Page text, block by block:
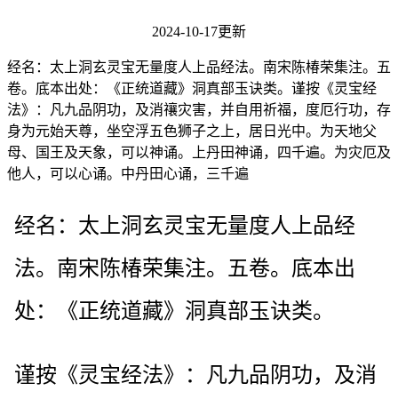
2024-10-17更新
经名：太上洞玄灵宝无量度人上品经法。南宋陈椿荣集注。五
卷。底本出处：《正统道藏》洞真部玉诀类。谨按《灵宝经
法》：凡九品阴功，及消禳灾害，并自用祈福，度厄行功，存
身为元始天尊，坐空浮五色狮子之上，居日光中。为天地父
母、国王及天象，可以神诵。上丹田神诵，四千遍。为灾厄及
他人，可以心诵。中丹田心诵，三千遍
经名：太上洞玄灵宝无量度人上品经
法。南宋陈椿荣集注。五卷。底本出
处：《正统道藏》洞真部玉诀类。
谨按《灵宝经法》：凡九品阴功，及消